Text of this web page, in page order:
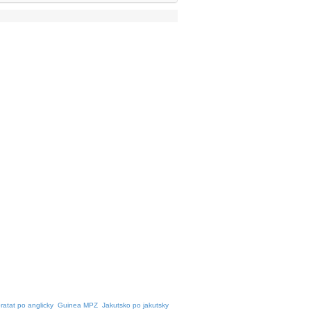
po anglicky Guinea MPZ Jakutsko po jakutsky